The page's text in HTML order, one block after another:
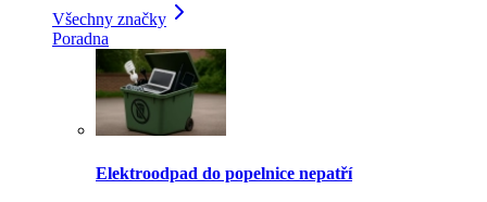
Všechny značky
Poradna
Elektroodpad do popelnice nepatří